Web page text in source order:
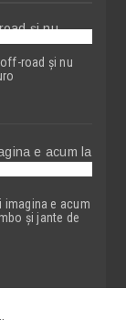
road și nu
imagina e acum
şi jante de